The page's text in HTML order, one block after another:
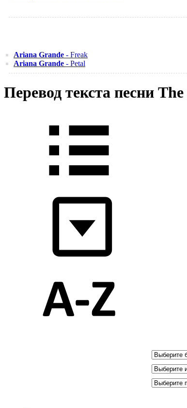
Ariana Grande - Freak
Ariana Grande - Petal
Перевод текста песни